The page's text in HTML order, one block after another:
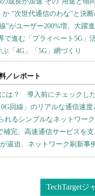
／レポート
は？ 導入前にチェックし
回線」のリアルな通信速度
るシンプルなネットワー
補完、高速通信サービスを
逼迫、ネットワーク刷新事
TechTargetジ